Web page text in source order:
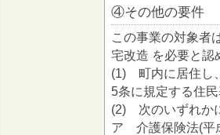
④その他の要件
この事業の対象者
宅改造 を必要と認
(1) 町内に居住し
5条に規定する住
(2) 次のいずれか
ア 介護保険法(平